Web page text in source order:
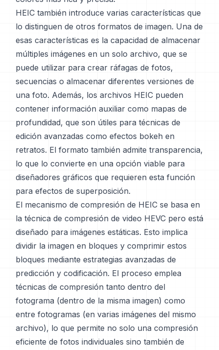
HEIC también introduce varias características que
lo distinguen de otros formatos de imagen. Una de
esas características es la capacidad de almacenar
múltiples imágenes en un solo archivo, que se
puede utilizar para crear ráfagas de fotos,
secuencias o almacenar diferentes versiones de
una foto. Además, los archivos HEIC pueden
contener información auxiliar como mapas de
profundidad, que son útiles para técnicas de
edición avanzadas como efectos bokeh en
retratos. El formato también admite transparencia,
lo que lo convierte en una opción viable para
diseñadores gráficos que requieren esta función
para efectos de superposición.
El mecanismo de compresión de HEIC se basa en
la técnica de compresión de video HEVC pero está
diseñado para imágenes estáticas. Esto implica
dividir la imagen en bloques y comprimir estos
bloques mediante estrategias avanzadas de
predicción y codificación. El proceso emplea
técnicas de compresión tanto dentro del
fotograma (dentro de la misma imagen) como
entre fotogramas (en varias imágenes del mismo
archivo), lo que permite no solo una compresión
eficiente de fotos individuales sino también de